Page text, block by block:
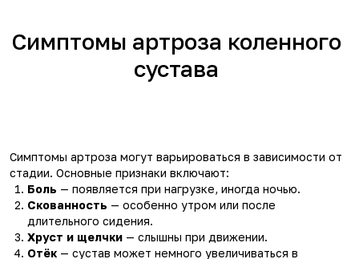
Симптомы артроза коленного
сустава
Симптомы артроза могут варьироваться в зависимости от
стадии. Основные признаки включают:
Боль — появляется при нагрузке, иногда ночью.
Скованность — особенно утром или после
длительного сидения.
Хруст и щелчки — слышны при движении.
Отёк — сустав может немного увеличиваться в